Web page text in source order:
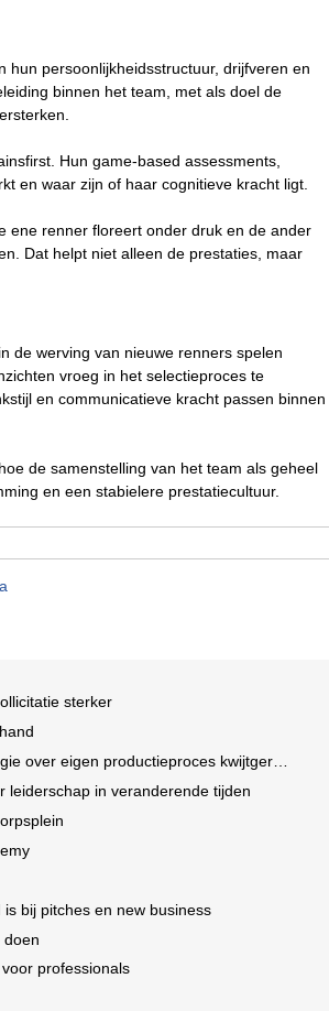
hun persoonlijkheidsstructuur, drijfveren en
binnen het team, met als doel de
Hun game-based assessments,
en waar zijn of haar cognitieve kracht ligt.
ene renner floreert onder druk en de ander
Dat helpt niet alleen de prestaties, maar
de werving van nieuwe renners spelen
vroeg in het selectieproces te
en communicatieve kracht passen binnen
de samenstelling van het team als geheel
en een stabielere prestatiecultuur.
sterker
eigen productieproces kwijtgeraakt'
leiderschap in veranderende tijden
bij pitches en new business
doen
professionals